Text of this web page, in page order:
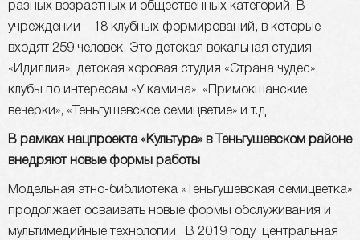
разных возрастных и общественных категорий. В
учреждении – 18 клубных формирований, в которые
входят 259 человек. Это детская вокальная студия
«Идиллия», детская хоровая студия «Страна чудес»,
клубы по интересам «У камина», «Примокшанские
вечерки», «Теньгушевское семицветие» и т.д.
В рамках нацпроекта «Культура» в Теньгушевском районе
внедряют новые формы работы
Модельная этно-библиотека «Теньгушевская семицветка»
продолжает осваивать новые формы обслуживания и
мультимедийные технологии. В 2019 году центральная